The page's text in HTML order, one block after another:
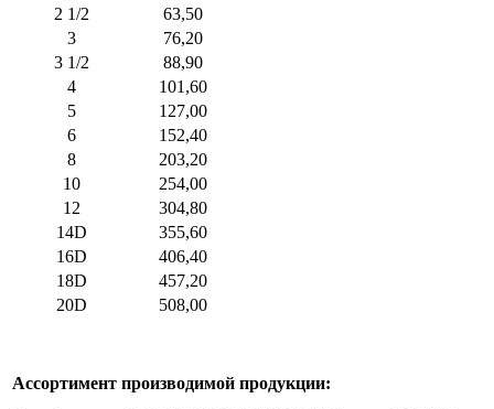
2 1/2
63,50
3
76,20
3 1/2
88,90
4
101,60
5
127,00
6
152,40
8
203,20
10
254,00
12
304,80
14D
355,60
16D
406,40
18D
457,20
20D
508,00
Ассортимент производимой продукции: